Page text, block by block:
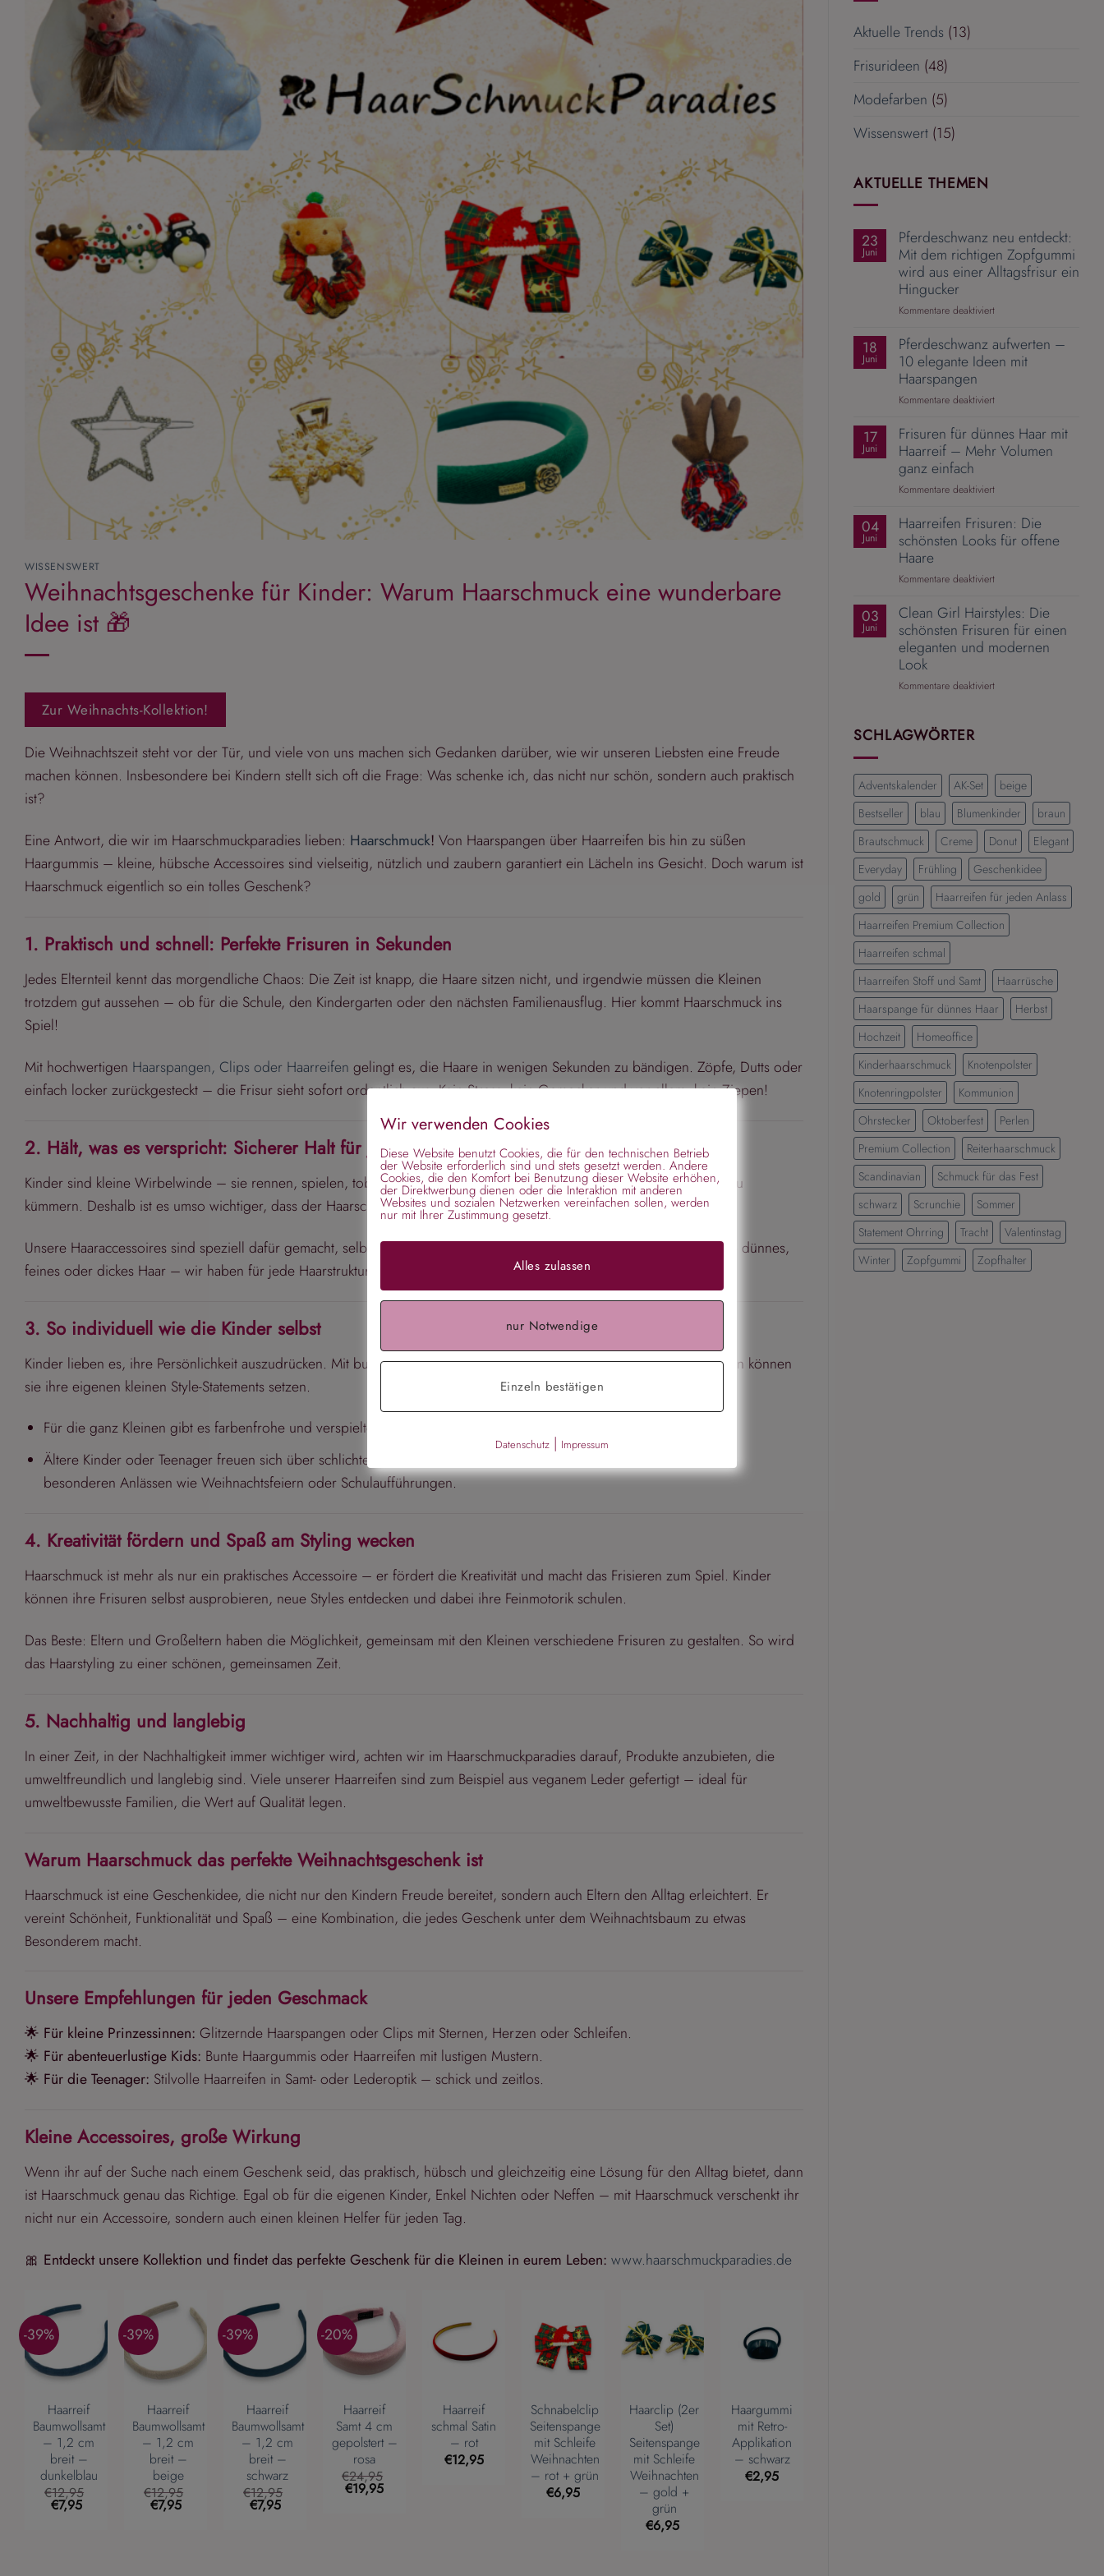
WISSENSWERT
Weihnachtsgeschenke für Kinder: Warum Haarschmuck eine wunderbare
Idee ist 🎁
Zur Weihnachts-Kollektion!
Die Weihnachtszeit steht vor der Tür, und viele von uns machen sich Gedanken darüber, wie wir unseren Liebsten eine Freude
machen können. Insbesondere bei Kindern stellt sich oft die Frage: Was schenke ich, das nicht nur schön, sondern auch praktisch
ist?
Eine Antwort, die wir im Haarschmuckparadies lieben: Haarschmuck! Von Haarspangen über Haarreifen bis hin zu süßen
Haargummis – kleine, hübsche Accessoires sind vielseitig, nützlich und zaubern garantiert ein Lächeln ins Gesicht. Doch warum ist
Haarschmuck eigentlich so ein tolles Geschenk?
1. Praktisch und schnell: Perfekte Frisuren in Sekunden
Jedes Elternteil kennt das morgendliche Chaos: Die Zeit ist knapp, die Haare sitzen nicht, und irgendwie müssen die Kleinen
trotzdem gut aussehen – ob für die Schule, den Kindergarten oder den nächsten Familienausflug. Hier kommt Haarschmuck ins
Spiel!
Mit hochwertigen Haarspangen, Clips oder Haarreifen gelingt es, die Haare in wenigen Sekunden zu bändigen. Zöpfe, Dutts oder
einfach locker zurückgesteckt – die Frisur sieht sofort ordentlich aus. Kein Stress, kein Gemecker und vor allem: kein Ziepen!
2. Hält, was es verspricht: Sicherer Halt für jeden Tag
Kinder sind kleine Wirbelwinde – sie rennen, spielen, toben und haben dabei natürlich keine Zeit, sich um ihre Frisur zu
kümmern. Deshalb ist es umso wichtiger, dass der Haarschmuck hält.
Unsere Haaraccessoires sind speziell dafür gemacht, selbst bei den wildesten Abenteuern nicht zu verrutschen. Egal ob dünnes,
feines oder dickes Haar – wir haben für jede Haarstruktur die passende Lösung.
3. So individuell wie die Kinder selbst
Kinder lieben es, ihre Persönlichkeit auszudrücken. Mit bunten Haarspangen, glitzernden Clips oder niedlichen Schleifen können
sie ihre eigenen kleinen Style-Statements setzen.
Für die ganz Kleinen gibt es farbenfrohe und verspielte Designs.
Ältere Kinder oder Teenager freuen sich über schlichtere, stylische Varianten, die zu jedem Outfit passen – auch zu
besonderen Anlässen wie Weihnachtsfeiern oder Schulaufführungen.
4. Kreativität fördern und Spaß am Styling wecken
Haarschmuck ist mehr als nur ein praktisches Accessoire – er fördert die Kreativität und macht das Frisieren zum Spiel. Kinder
können ihre Frisuren selbst ausprobieren, neue Styles entdecken und dabei ihre Feinmotorik schulen.
Das Beste: Eltern und Großeltern haben die Möglichkeit, gemeinsam mit den Kleinen verschiedene Frisuren zu gestalten. So wird
das Haarstyling zu einer schönen, gemeinsamen Zeit.
5. Nachhaltig und langlebig
In einer Zeit, in der Nachhaltigkeit immer wichtiger wird, achten wir im Haarschmuckparadies darauf, Produkte anzubieten, die
umweltfreundlich und langlebig sind. Viele unserer Haarreifen sind zum Beispiel aus veganem Leder gefertigt – ideal für
umweltbewusste Familien, die Wert auf Qualität legen.
Warum Haarschmuck das perfekte Weihnachtsgeschenk ist
Haarschmuck ist eine Geschenkidee, die nicht nur den Kindern Freude bereitet, sondern auch Eltern den Alltag erleichtert. Er
vereint Schönheit, Funktionalität und Spaß – eine Kombination, die jedes Geschenk unter dem Weihnachtsbaum zu etwas
Besonderem macht.
Unsere Empfehlungen für jeden Geschmack
🌟 Für kleine Prinzessinnen: Glitzernde Haarspangen oder Clips mit Sternen, Herzen oder Schleifen.
🌟 Für abenteuerlustige Kids: Bunte Haargummis oder Haarreifen mit lustigen Mustern.
🌟 Für die Teenager: Stilvolle Haarreifen in Samt- oder Lederoptik – schick und zeitlos.
Kleine Accessoires, große Wirkung
Wenn ihr auf der Suche nach einem Geschenk seid, das praktisch, hübsch und gleichzeitig eine Lösung für den Alltag bietet, dann
ist Haarschmuck genau das Richtige. Egal ob für die eigenen Kinder, Enkel Nichten oder Neffen – mit Haarschmuck verschenkt ihr
nicht nur ein Accessoire, sondern auch einen kleinen Helfer für jeden Tag.
🎀 Entdeckt unsere Kollektion und findet das perfekte Geschenk für die Kleinen in eurem Leben: www.haarschmuckparadies.de
-39%
Haarreif
Baumwollsamt
– 1,2 cm
breit –
dunkelblau
€12,95
Ursprünglicher
Preis
€7,95Aktueller
-39%
Haarreif
Baumwollsamt
– 1,2 cm
breit –
beige
€12,95
Ursprünglicher
Preis
€7,95Aktueller
-39%
Haarreif
Baumwollsamt
– 1,2 cm
breit –
schwarz
€12,95
Ursprünglicher
Preis
€7,95Aktueller
-20%
Haarreif
Samt 4 cm
gepolstert –
rosa
€24,95
Ursprünglicher
Preis
€19,95Aktueller
Haarreif
schmal Satin
– rot
€12,95
Schnabelclip
Seitenspange
mit Schleife
Weihnachten
– rot + grün
€6,95
Haarclip (2er
Set)
Seitenspange
mit Schleife
Weihnachten
– gold +
grün
€6,95
Haargummi
mit Retro-
Applikation
– schwarz
€2,95
Aktuelle Trends (13)
Frisurideen (48)
Modefarben (5)
Wissenswert (15)
AKTUELLE THEMEN
23
Juni
Pferdeschwanz neu entdeckt:
Mit dem richtigen Zopfgummi
wird aus einer Alltagsfrisur ein
Hingucker
Kommentare deaktiviertfür
neu
entdeckt:
richtigen
wird
aus
18
Juni
Pferdeschwanz aufwerten –
10 elegante Ideen mit
Haarspangen
Kommentare deaktiviertfür
aufwerten
–
Ideen
Haarspangen
17
Juni
Frisuren für dünnes Haar mit
Haarreif – Mehr Volumen
ganz einfach
Kommentare deaktiviertfür
für
dünnes
Haarreif
Mehr
Volumen
ganz
04
Juni
Haarreifen Frisuren: Die
schönsten Looks für offene
Haare
Kommentare deaktiviertfür
Frisuren:
Die
schönsten
Looks
offene
03
Juni
Clean Girl Hairstyles: Die
schönsten Frisuren für einen
eleganten und modernen
Look
Kommentare deaktiviertfür
Frisuren
für
einen
eleganten
und
modernen
Look
SCHLAGWÖRTER
Adventskalender AK-Set
beige
Bestseller
blau Blumenkinder
braun
Brautschmuck
Creme Donut
Elegant
Everyday
Frühling
Geschenkidee
gold
grün
Haarreifen für jeden Anlass
Haarreifen Premium Collection
Haarreifen schmal
Haarreifen Stoff und Samt
Haarrüsche
Haarspange für dünnes Haar
Herbst
Hochzeit
Homeoffice
Kinderhaarschmuck
Knotenpolster
Knotenringpolster
Kommunion
Ohrstecker
Oktoberfest
Perlen
Premium Collection
Reiterhaarschmuck
Scandinavian
Schmuck für das Fest
schwarz
Scrunchie
Sommer
Statement Ohrring
Tracht
Valentinstag
Winter
Zopfgummi Zopfhalter
Wir verwenden Cookies
Diese Website benutzt Cookies, die für den technischen Betrieb
der Website erforderlich sind und stets gesetzt werden. Andere
Cookies, die den Komfort bei Benutzung dieser Website erhöhen,
der Direktwerbung dienen oder die Interaktion mit anderen
Websites und sozialen Netzwerken vereinfachen sollen, werden
nur mit Ihrer Zustimmung gesetzt.
Alles zulassen
nur Notwendige
Einzeln bestätigen
Datenschutz | Impressum